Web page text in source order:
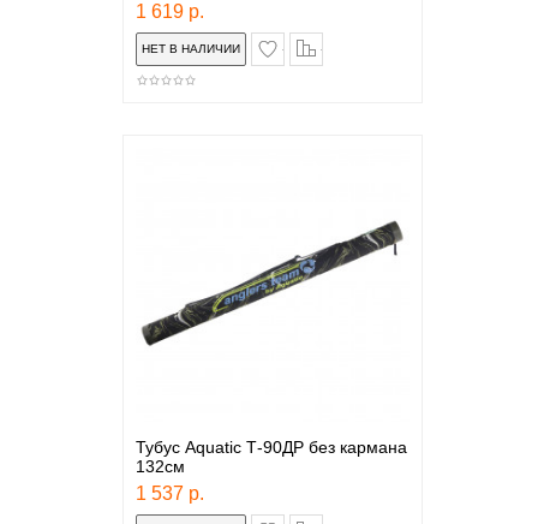
1 619 р.
в закладки
Тубус Aquatic Т-90ДР без кармана
132см
1 537 р.